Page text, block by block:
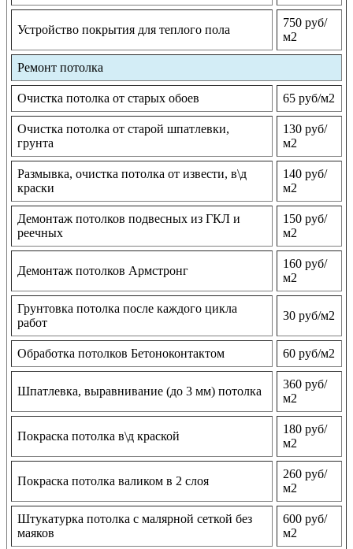
Устройство покрытия для теплого пола
750 руб/
м2
Ремонт потолка
Очистка потолка от старых обоев 65 руб/м2
Очистка потолка от старой шпатлевки,
грунта
130 руб/
м2
Размывка, очистка потолка от извести, в\д
краски
140 руб/
м2
Демонтаж потолков подвесных из ГКЛ и
реечных
150 руб/
м2
Демонтаж потолков Армстронг
160 руб/
м2
Грунтовка потолка после каждого цикла
работ
30 руб/м2
Обработка потолков Бетоноконтактом 60 руб/м2
Шпатлевка, выравнивание (до 3 мм) потолка
360 руб/
м2
Покраска потолка в\д краской
180 руб/
м2
Покраска потолка валиком в 2 слоя
260 руб/
м2
Штукатурка потолка с малярной сеткой без
маяков
600 руб/
м2